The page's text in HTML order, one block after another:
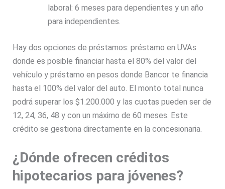
laboral: 6 meses para dependientes y un año
para independientes.
Hay dos opciones de préstamos: préstamo en UVAs
donde es posible financiar hasta el 80% del valor del
vehículo y préstamo en pesos donde Bancor te financia
hasta el 100% del valor del auto. El monto total nunca
podrá superar los $1.200.000 y las cuotas pueden ser de
12, 24, 36, 48 y con un máximo de 60 meses. Este
crédito se gestiona directamente en la concesionaria.
¿Dónde ofrecen créditos
hipotecarios para jóvenes?